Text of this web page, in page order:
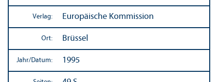
Verlag: Europäische Kommission
Ort: Brüssel
Jahr/Datum: 1995